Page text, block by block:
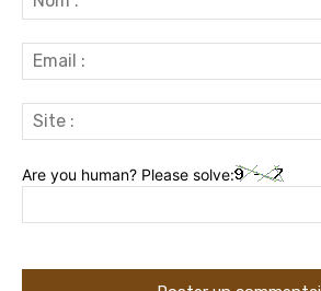
Are you human? Please solve: